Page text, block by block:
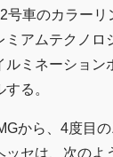
号車のカラー
ミアムテクノロ
ルミネーション
る。
から、4度目
セは、次のよ